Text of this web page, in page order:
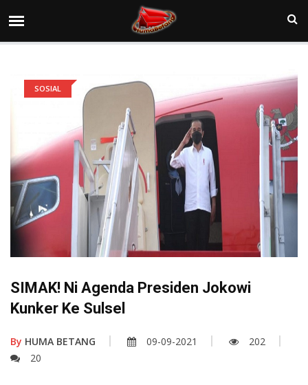
SOSIAL
SIMAK! Ni Agenda Presiden Jokowi
Kunker Ke Sulsel
By HUMA BETANG 09-09-2021
202
20